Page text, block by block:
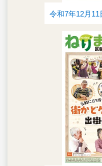
令和7年12月11